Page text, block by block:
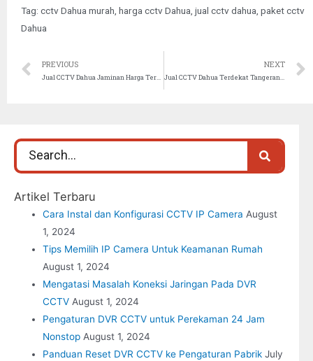
Tag: cctv Dahua murah, harga cctv Dahua, jual cctv dahua, paket cctv
Dahua
PREVIOUS
Jual CCTV Dahua Jaminan Harga Termurah
NEXT
Jual CCTV Dahua Terdekat Tangerang Harga Murah
Artikel Terbaru
Cara Instal dan Konfigurasi CCTV IP Camera August
1, 2024
Tips Memilih IP Camera Untuk Keamanan Rumah
August 1, 2024
Mengatasi Masalah Koneksi Jaringan Pada DVR
CCTV August 1, 2024
Pengaturan DVR CCTV untuk Perekaman 24 Jam
Nonstop August 1, 2024
Panduan Reset DVR CCTV ke Pengaturan Pabrik July